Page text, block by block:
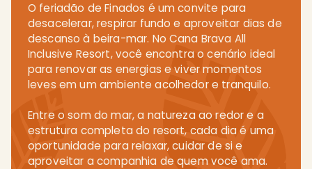
O feriadão de Finados é um convite para
desacelerar, respirar fundo e aproveitar dias de
descanso à beira-mar. No Cana Brava All
Inclusive Resort, você encontra o cenário ideal
para renovar as energias e viver momentos
leves em um ambiente acolhedor e tranquilo.
Entre o som do mar, a natureza ao redor e a
estrutura completa do resort, cada dia é uma
oportunidade para relaxar, cuidar de si e
aproveitar a companhia de quem você ama.